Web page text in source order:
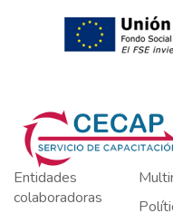
Entidades
colaboradoras